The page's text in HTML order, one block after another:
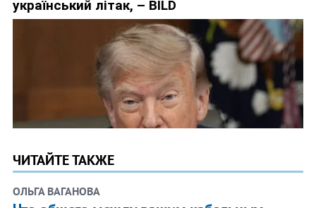
ЧИТАЙТЕ ТАКЖЕ
ОЛЬГА ВАГАНОВА